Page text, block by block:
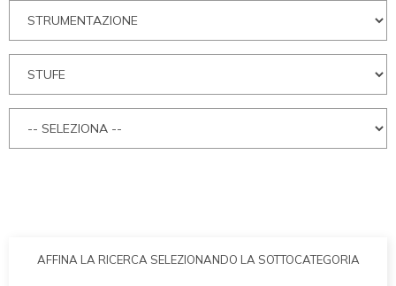
AFFINA LA RICERCA SELEZIONANDO LA SOTTOCATEGORIA